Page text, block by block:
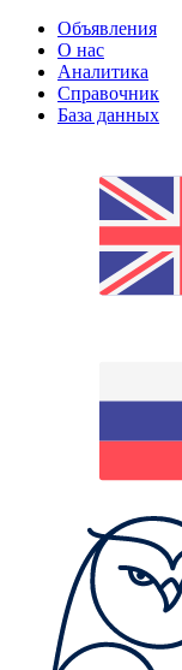
Объявления
О нас
Аналитика
Справочник
База данных